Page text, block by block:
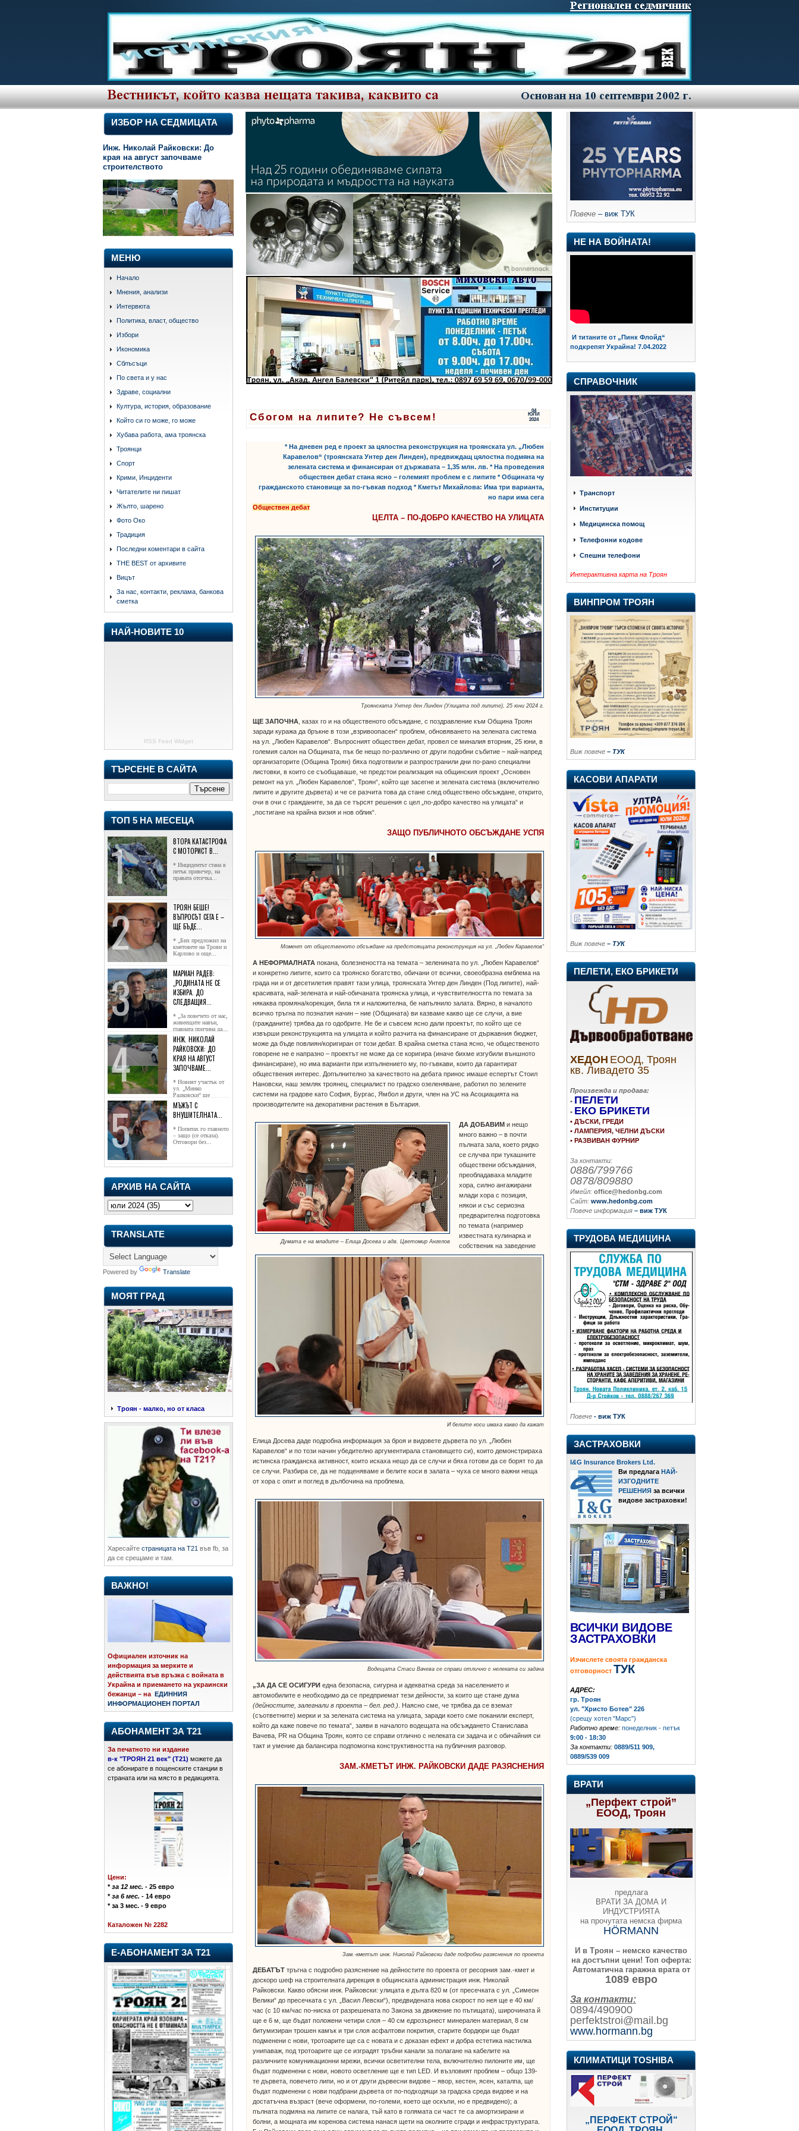
ИЗБОР НА СЕДМИЦАТА
Инж. Николай Райковски: До
края на август започваме
строителството
МЕНЮ
Начало
Мнения, анализи
Интервюта
Политика, власт, общество
Избори
Икономика
Сблъсъци
По света и у нас
Здраве, социални
Култура, история, образование
Който си го може, го може
Хубава работа, ама троянска
Троянци
Спорт
Крими, Инциденти
Читателите ни пишат
Жълто, шарено
Фото Око
Традиция
Последни коментари в сайта
THE BEST от архивите
Вицът
За нас, контакти, реклама, банкова
сметка
НАЙ-НОВИТЕ 10
RSS Feed Widget
ТЪРСЕНЕ В САЙТА
ТОП 5 НА МЕСЕЦА
ВТОРА КАТАСТРОФА
С МОТОРИСТ В...
* Инцидентът стана в
петък привечер, на
правата отсечка...
ТРОЯН БЕШЕ!
ВЪПРОСЪТ СЕГА Е –
ЩЕ БЪДЕ...
* „Бих предложил на
кметовете на Троян и
Карлово и още...
МАРИАН РАДЕВ:
„РОДИНАТА НЕ СЕ
ИЗБИРА. ДО
СЛЕДВАЩИЯ...
* „За повечето от нас,
живеещите навън,
главната причина да...
ИНЖ. НИКОЛАЙ
РАЙКОВСКИ: ДО
КРАЯ НА АВГУСТ
ЗАПОЧВАМЕ...
* Новият участък от
ул. „Минко
Радковски“ ще
достигне жк...
МЪЖЪТ С
ВНУШИТЕЛНАТА...
* Попитах го главното
– защо (се отказа).
Отговори без...
АРХИВ НА САЙТА
TRANSLATE
Powered by Translate
МОЯТ ГРАД
Троян - малко, но от класа
Харесайте страницата на Т21 във fb, за
да се срещаме и там.
ВАЖНО!
Официален източник на
информация за мерките и
действията във връзка с войната в
Украйна и приемането на украински
бежанци – на
ЕДИННИЯ
ИНФОРМАЦИОНЕН ПОРТАЛ
АБОНАМЕНТ ЗА Т21
За печатното ни издание
в-к "ТРОЯН 21 век" (Т21) можете да
се абонирате в пощенските станции в
страната или на място в редакцията.
Цени:
*за 12 мес. - 25 евро
*за 6 мес. - 14 евро
* за 3 мес. - 9 евро
Каталожен № 2282
Е-АБОНАМЕНТ ЗА Т21
04
ЮЛИ
2024
Сбогом на липите? Не съвсем!
* На дневен ред е проект за цялостна реконструкция на троянската ул. „Любен
Каравелов“ (троянската Унтер ден Линден), предвиждащ цялостна подмяна на
зелената система и финансиран от държавата – 1,35 млн. лв. * На проведения
обществен дебат стана ясно – големият проблем е с липите * Общината чу
гражданското становище за по-гъвкав подход * Кметът Михайлова: Има три варианта,
но пари има сега
Обществен дебат
ЦЕЛТА – ПО-ДОБРО КАЧЕСТВО НА УЛИЦАТА
Троянската Унтер ден Линден (Улицата под липите), 25 юни 2024 г.
ЩЕ ЗАПОЧНА , казах го и на общественото обсъждане, с поздравление към Община Троян
заради куража да бръкне в този „взривоопасен“ проблем, обновяването на зелената система
на ул. „Любен Каравелов“. Въпросният обществен дебат, провел се миналия вторник, 25 юни, в
големия салон на Общината, пък бе нещо по-различно от други подобни събитие – най-напред
организаторите (Община Троян) бяха подготвили и разпространили дни по-рано специални
листовки, в които се съобщаваше, че предстои реализация на общинския проект „Основен
ремонт на ул. „Любен Каравелов“, Троян“, който ще засегне и зелената система (включително
липите и другите дървета) и че се разчита това да стане след обществено обсъждане, открито,
очи в очи с гражданите, за да се търсят решения с цел „по-добро качество на улицата“ и
„постигане на крайна визия и нов облик“.
ЗАЩО ПУБЛИЧНОТО ОБСЪЖДАНЕ УСПЯ
Момент от общественото обсъждане на предстоящата реконструкция на ул. „Любен Каравелов“
А НЕФОРМАЛНАТА покана, болезнеността на темата – зеленината по ул. „Любен Каравелов“
и конкретно липите, които са троянско богатство, обичани от всички, своеобразна емблема на
града ни и от десетилетия правят тази улица, троянската Унтер ден Линден (Под липите), най-
красивата, най-зелената и най-обичаната троянска улица, и чувствителността по темата за
някаква промяна/корекция, била тя и наложителна, бе напълнило залата. Вярно, в началото
всичко тръгна по познатия начин – ние (Общината) ви казваме какво ще се случи, а вие
(гражданите) трябва да го одобрите. Не бе и съвсем ясно дали проектът, по който ще се
извърши реконструкцията на улицата и който разчита на финансиране от държавния бюджет,
може да бъде повлиян/коригиран от този дебат. В крайна сметка стана ясно, че общественото
говорене не е напразно – проектът не може да се коригира (иначе бихме изгубили външното
финансиране), но има варианти при изпълнението му, по-гъвкави, които да гарантират
обществения интерес. Допълнително за качеството на дебата принос имаше еспертът Стоил
Нановски, наш земляк троянец, специалист по градско озеленяване, работил по зелените
системи на градове като София, Бургас, Ямбол и други, член на УС на Асоциацията на
производителите на декоративни растения в България.
Думата е на младите – Елица Досева и адв. Цветомир Ангелов
И белите коси имаха какво да кажат
ДА ДОБАВИМи нещо
много важно – в почти
пълната зала, което рядко
се случва при тукашните
обществени обсъждания,
преобладаваха младите
хора, силно ангажирани
млади хора с позиция,
някои и със сериозна
предварителна подготовка
по темата (например
известната кулинарка и
собственик на заведение
Елица Досева даде подробна информация за броя и видовете дървета по ул. „Любен
Каравелов“ и по този начин убедително аргументирала становището си), които демонстрираха
истинска гражданска активност, които искаха нещо да се случи и бяха готови да се борят то да
се случи. Разбира се, да не подценяваме и белите коси в залата – чуха се много важни неща
от хора с опит и поглед в дълбочина на проблема.
Водещата Стаси Вачева се справи отлично с нелеката си задача
„ЗА ДА СЕ ОСИГУРИ една безопасна, сигурна и адекватна среда за населението и
автомобилите е необходимо да се предприемат тези дейности, за които ще стане дума
(дейностите, залегнали в проекта – бел. ред.) . Наясно сме, че трябва да се вземат
(съответните) мерки и за зелената система на улицата, заради което сме поканили експерт,
който да каже повече по темата“, заяви в началото водещата на обсъждането Станислава
Вачева, PR на Община Троян, която се справи отлично с нелеката си задача и с обичайния си
такт и умение да балансира подпомогна конструктивността на публичния разговор.
ЗАМ.-КМЕТЪТ ИНЖ. РАЙКОВСКИ ДАДЕ РАЗЯСНЕНИЯ
Зам.-кметът инж. Николай Райковски даде подробни разяснения по проекта
ДЕБАТЪТ тръгна с подробно разяснение на дейностите по проекта от ресорния зам.-кмет и
доскоро шеф на строителната дирекция в общинската администрация инж. Николай
Райковски. Какво обясни инж. Райковски: улицата е дълга 820 м (от пресечката с ул. „Симеон
Велики“ до пресечката с ул. „Васил Левски“), предвидената нова скорост по нея ще е 40 км/
час (с 10 км/час по-ниска от разрешената по Закона за движение по пътищата), широчината й
ще е 6 м, ще бъдат положени четири слоя – 40 см едрозърнест минерален материал, 8 см
битумизиран трошен камък и три слоя асфалтови покрития, старите бордюри ще бъдат
подменени с нови, тротоарите ще са с новата и с доказан ефект и добра естетика настилка
унипаваж, под тротоарите ще се изградят тръбни канали за полагане на кабелите на
различните комуникационни мрежи, всички осветителни тела, включително пилоните им, ще
бъдат подменени с нови, новото осветление ще е тип LED. И възловият проблем – общо 139-
те дървета, повечето липи, но и от други дървесни видове – явор, кестен, ясен, каталпа, ще
бъдат подменени с нови подбрани дървета от по-подходящи за градска среда видове и на
достатъчна възраст (вече оформени, по-големи, което ще оскъпи, но е предвидено); а
пълната подмяна на липите се налага, тъй като в голямата си част те са амортизирани и
болни, а мощната им коренова система нанася щети на околните сгради и инфраструктурата.
Повече – виж ТУК
НЕ НА ВОЙНАТА!
И титаните от „Пинк Флойд“
подкрепят Украйна! 7.04.2022
СПРАВОЧНИК
Транспорт
Институции
Медицинска помощ
Телефонни кодове
Спешни телефони
Интерактивна карта на Троян
ВИНПРОМ ТРОЯН
Виж повече – ТУК
КАСОВИ АПАРАТИ
Виж повече – ТУК
ПЕЛЕТИ, ЕКО БРИКЕТИ
ХЕДОН ЕООД, Троян
кв. Ливадето 35
Произвежда и продава:
• ПЕЛЕТИ
• ЕКО БРИКЕТИ
• ДЪСКИ, ГРЕДИ
• ЛАМПЕРИЯ, ЧЕЛНИ ДЪСКИ
• РАЗВИВАН ФУРНИР
За контакти:
0886/799766
0878/809880
Имейл: office@hedonbg.com
Сайт: www.hedonbg.com
Повече информация – виж ТУК
ТРУДОВА МЕДИЦИНА
Повече - виж ТУК
ЗАСТРАХОВКИ
I&G Insurance Brokers Ltd.
Ви предлага НАЙ-
ИЗГОДНИТЕ
РЕШЕНИЯ за всички
видове застраховки!
ВСИЧКИ ВИДОВЕ
ЗАСТРАХОВКИ
Изчислете своята гражданска
отговорност ТУК
АДРЕС:
гр. Троян
ул. "Христо Ботев" 226
(срещу хотел "Марс")
Работно време: понеделник - петък
9:00 - 18:30
За контакти: 0889/511 909,
0889/539 009
ВРАТИ
„Перфект строй”
ЕООД, Троян
предлага
ВРАТИ ЗА ДОМА И
ИНДУСТРИЯТА
на прочутата немска фирма
HÖRMANN
И в Троян – немско качество
на достъпни цени! Топ оферта:
Автоматична гаражна врата от
1089 евро
За контакти:
0894/490900
perfektstroi@mail.bg
www.hormann.bg
КЛИМАТИЦИ TOSHIBA
„ПЕРФЕКТ СТРОЙ“